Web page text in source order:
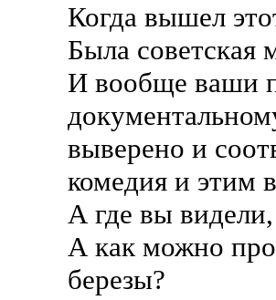
Когда вышел
Была советская
И вообще ваши
выверено и
комедия и этим
А где вы
А как можно
березы?